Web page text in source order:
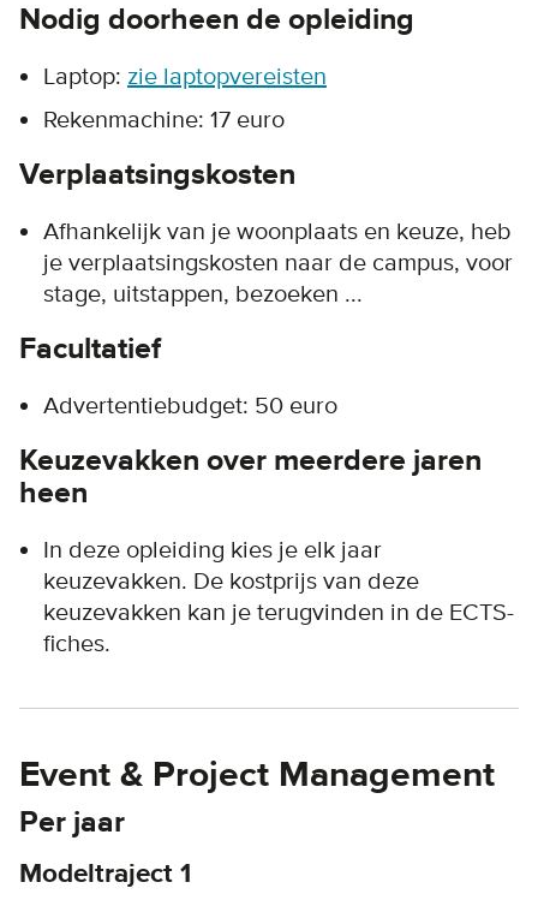
Nodig doorheen de opleiding
Laptop: zie laptopvereisten
Rekenmachine: 17 euro
Verplaatsingskosten
Afhankelijk van je woonplaats en keuze, heb
je verplaatsingskosten naar de campus, voor
stage, uitstappen, bezoeken ...
Facultatief
Advertentiebudget: 50 euro
Keuzevakken over meerdere jaren
heen
In deze opleiding kies je elk jaar
keuzevakken. De kostprijs van deze
keuzevakken kan je terugvinden in de ECTS-
fiches.
Event & Project Management
Per jaar
Modeltraject 1